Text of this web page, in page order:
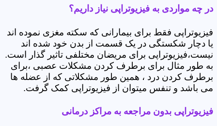
در چه مواردی به فیزیوتراپی نیاز داریم؟
فیزیوتراپی فقط برای بیمارانی که سکته مغزی نموده اند
یا دچار شکستگی در یک قسمت از بدن خود شده اند
نیست،فیزیوتراپی برای مریضان مختلفی تاثیر گذار است.
به طور مثال برای برطرف کردن مشکلات عصبی ،برای
برطرف کردن درد ، همین طور مشکلاتی که از عضله ها
می باشد و تنفس میتوان از فیزیوتراپی کمک گرفت.
فیزیوتراپی بدون مراجعه به مراکز درمانی